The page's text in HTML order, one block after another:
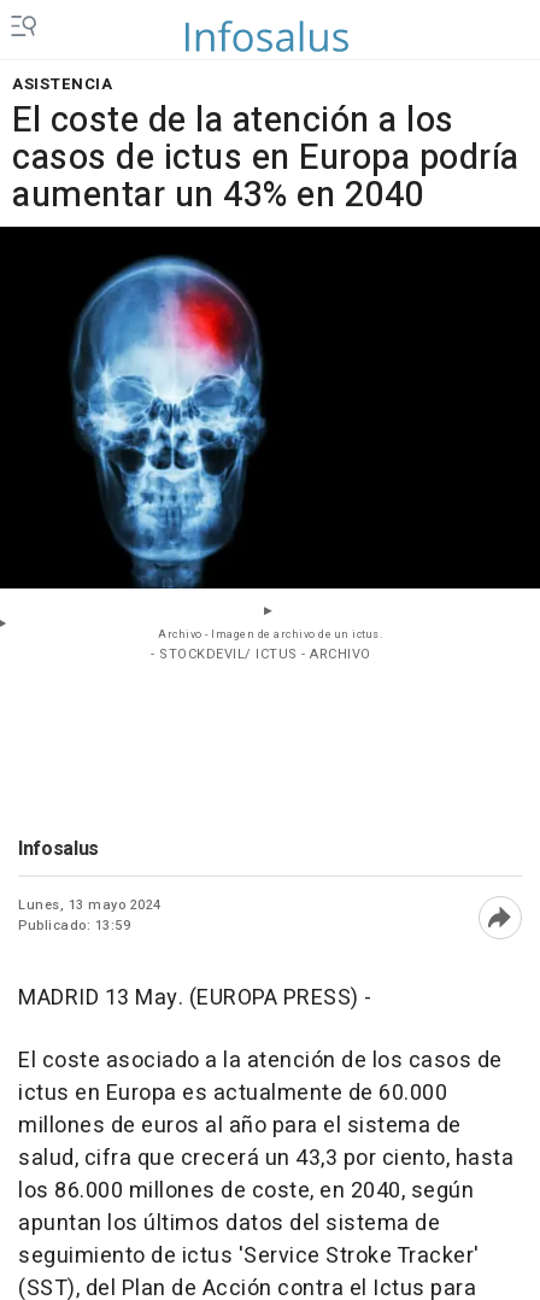
ASISTENCIA
El coste de la atención a los
casos de ictus en Europa podría
aumentar un 43% en 2040
Archivo - Imagen de archivo de un ictus.
- STOCKDEVIL/ ICTUS - ARCHIVO
Infosalus
Lunes, 13 mayo 2024
Publicado: 13:59
MADRID 13 May. (EUROPA PRESS) -
El coste asociado a la atención de los casos de
ictus en Europa es actualmente de 60.000
millones de euros al año para el sistema de
salud, cifra que crecerá un 43,3 por ciento, hasta
los 86.000 millones de coste, en 2040, según
apuntan los últimos datos del sistema de
seguimiento de ictus 'Service Stroke Tracker'
(SST), del Plan de Acción contra el Ictus para